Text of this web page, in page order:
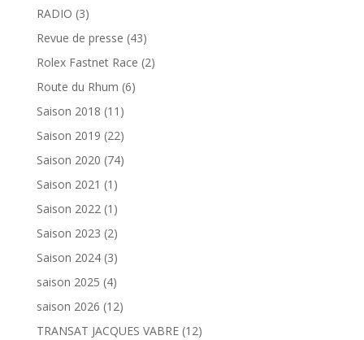
RADIO (3)
Revue de presse (43)
Rolex Fastnet Race (2)
Route du Rhum (6)
Saison 2018 (11)
Saison 2019 (22)
Saison 2020 (74)
Saison 2021 (1)
Saison 2022(1)
Saison 2023 (2)
Saison 2024(3)
saison 2025 (4)
saison 2026 (12)
TRANSAT JACQUES VABRE(12)